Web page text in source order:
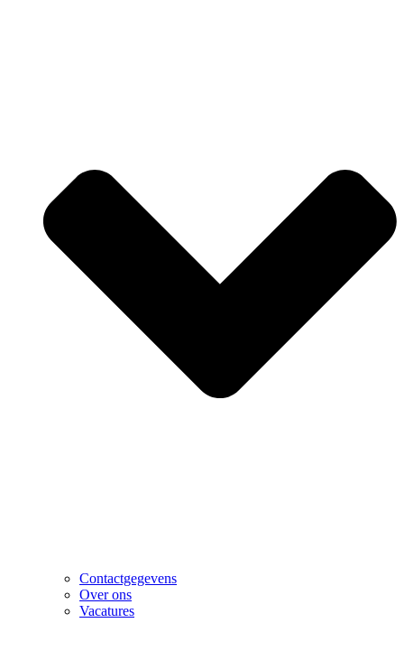
Contactgegevens
Over ons
Vacatures